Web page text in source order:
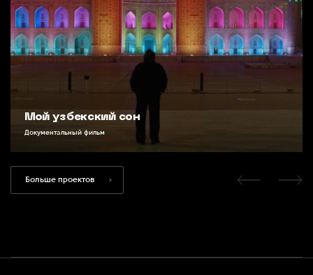
Мой узбекский сон
Документальный фильм
Больше проектов